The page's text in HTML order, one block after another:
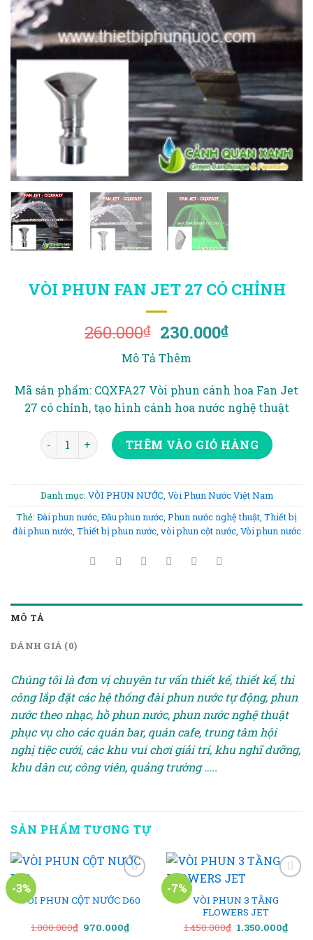
VÒI PHUN FAN JET 27 CÓ CHỈNH
260.000₫ Giá
gốc
là:
260.000₫.
230.000₫Giá
là:
230.000₫.
Mô Tả Thêm
Mã sản phẩm: CQXFA27 Vòi phun cánh hoa Fan Jet
27 có chỉnh, tạo hình cánh hoa nước nghệ thuật
VÒI PHUN FAN JET 27 CÓ CHỈNH số lượng
THÊM VÀO GIỎ HÀNG
Danh mục: VÒI PHUN NƯỚC, Vòi Phun Nước Việt Nam
Thẻ: Đài phun nước, Đầu phun nước, Phun nước nghệ thuật, Thiết bị
đài phun nước, Thiết bị phun nước, vòi phun cột nước, Vòi phun nước
MÔ TẢ
ĐÁNH GIÁ (0)
Chúng tôi là đơn vị chuyên tư vấn thiết kế, thiết kế, thi
công lắp đặt các hệ thống đài phun nước tự động, phun
nước theo nhạc, hồ phun nước, phun nước nghệ thuật
phục vụ cho các quán bar, quán cafe, trung tâm hội
nghị tiệc cưới, các khu vui chơi giải trí, khu nghĩ dưỡng,
khu dân cư, công viên, quảng trường …..
SẢN PHẨM TƯƠNG TỰ
-3%
wishlist
VÒI PHUN CỘT NƯỚC D60
1.000.000₫ Giá
970.000₫Giá
hiện
-7%
wishlist
VÒI PHUN 3 TẦNG
FLOWERS JET
1.450.000₫ Giá
1.350.000₫Giá
hiện